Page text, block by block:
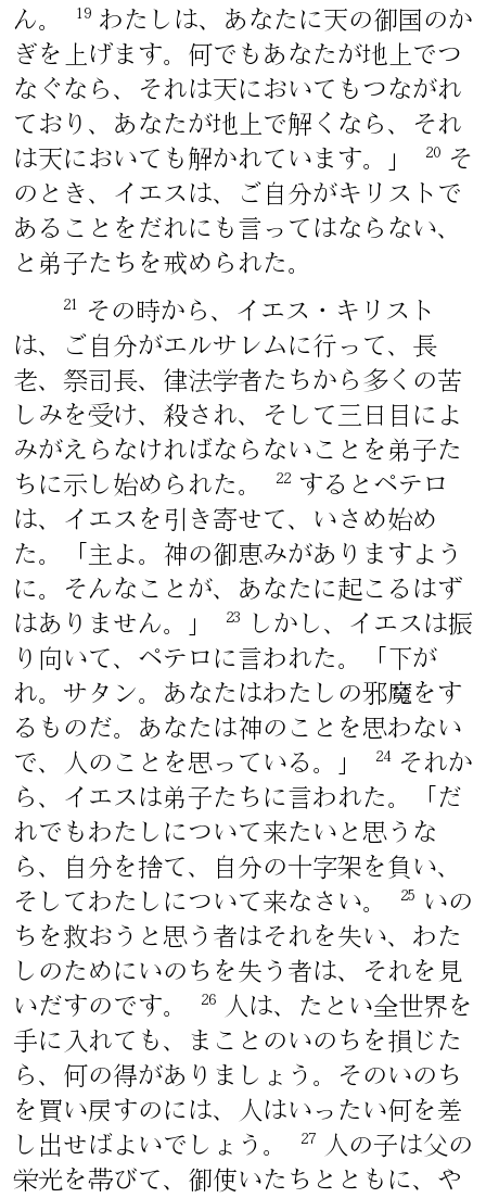
ん。
19 わたしは、あなたに天の御国のか
ぎを上げます。何でもあなたが地上でつ
なぐなら、それは天においてもつながれ
ており、あなたが地上で解くなら、それ
は天においても解かれています。」
20
そ
のとき、イエスは、ご自分がキリストで
あることをだれにも言ってはならない、
と弟子たちを戒められた。
21
その時から、イエス・キリスト
は、ご自分がエルサレムに行って、長
老、祭司長、律法学者たちから多くの苦
しみを受け、殺され、そして三日目によ
みがえらなければならないことを弟子た
ちに示し始められた。
22
するとペテロ
は、イエスを引き寄せて、いさめ始め
た。「主よ。神の御恵みがありますよう
に。そんなことが、あなたに起こるはず
はありません。」
23
しかし、イエスは振
り向いて、ペテロに言われた。「下が
れ。サタン。あなたはわたしの邪魔をす
るものだ。あなたは神のことを思わない
で、人のことを思っている。」
24
それか
ら、イエスは弟子たちに言われた。「だ
れでもわたしについて来たいと思うな
ら、自分を捨て、自分の十字架を負い、
そしてわたしについて来なさい。
25
いの
ちを救おうと思う者はそれを失い、わた
しのためにいのちを失う者は、それを見
いだすのです。
26
人は、たとい全世界を
手に入れても、まことのいのちを損じた
ら、何の得がありましょう。そのいのち
を買い戻すのには、人はいったい何を差
し出せばよいでしょう。
27
人の子は父の
栄光を帯びて、御使いたちとともに、や